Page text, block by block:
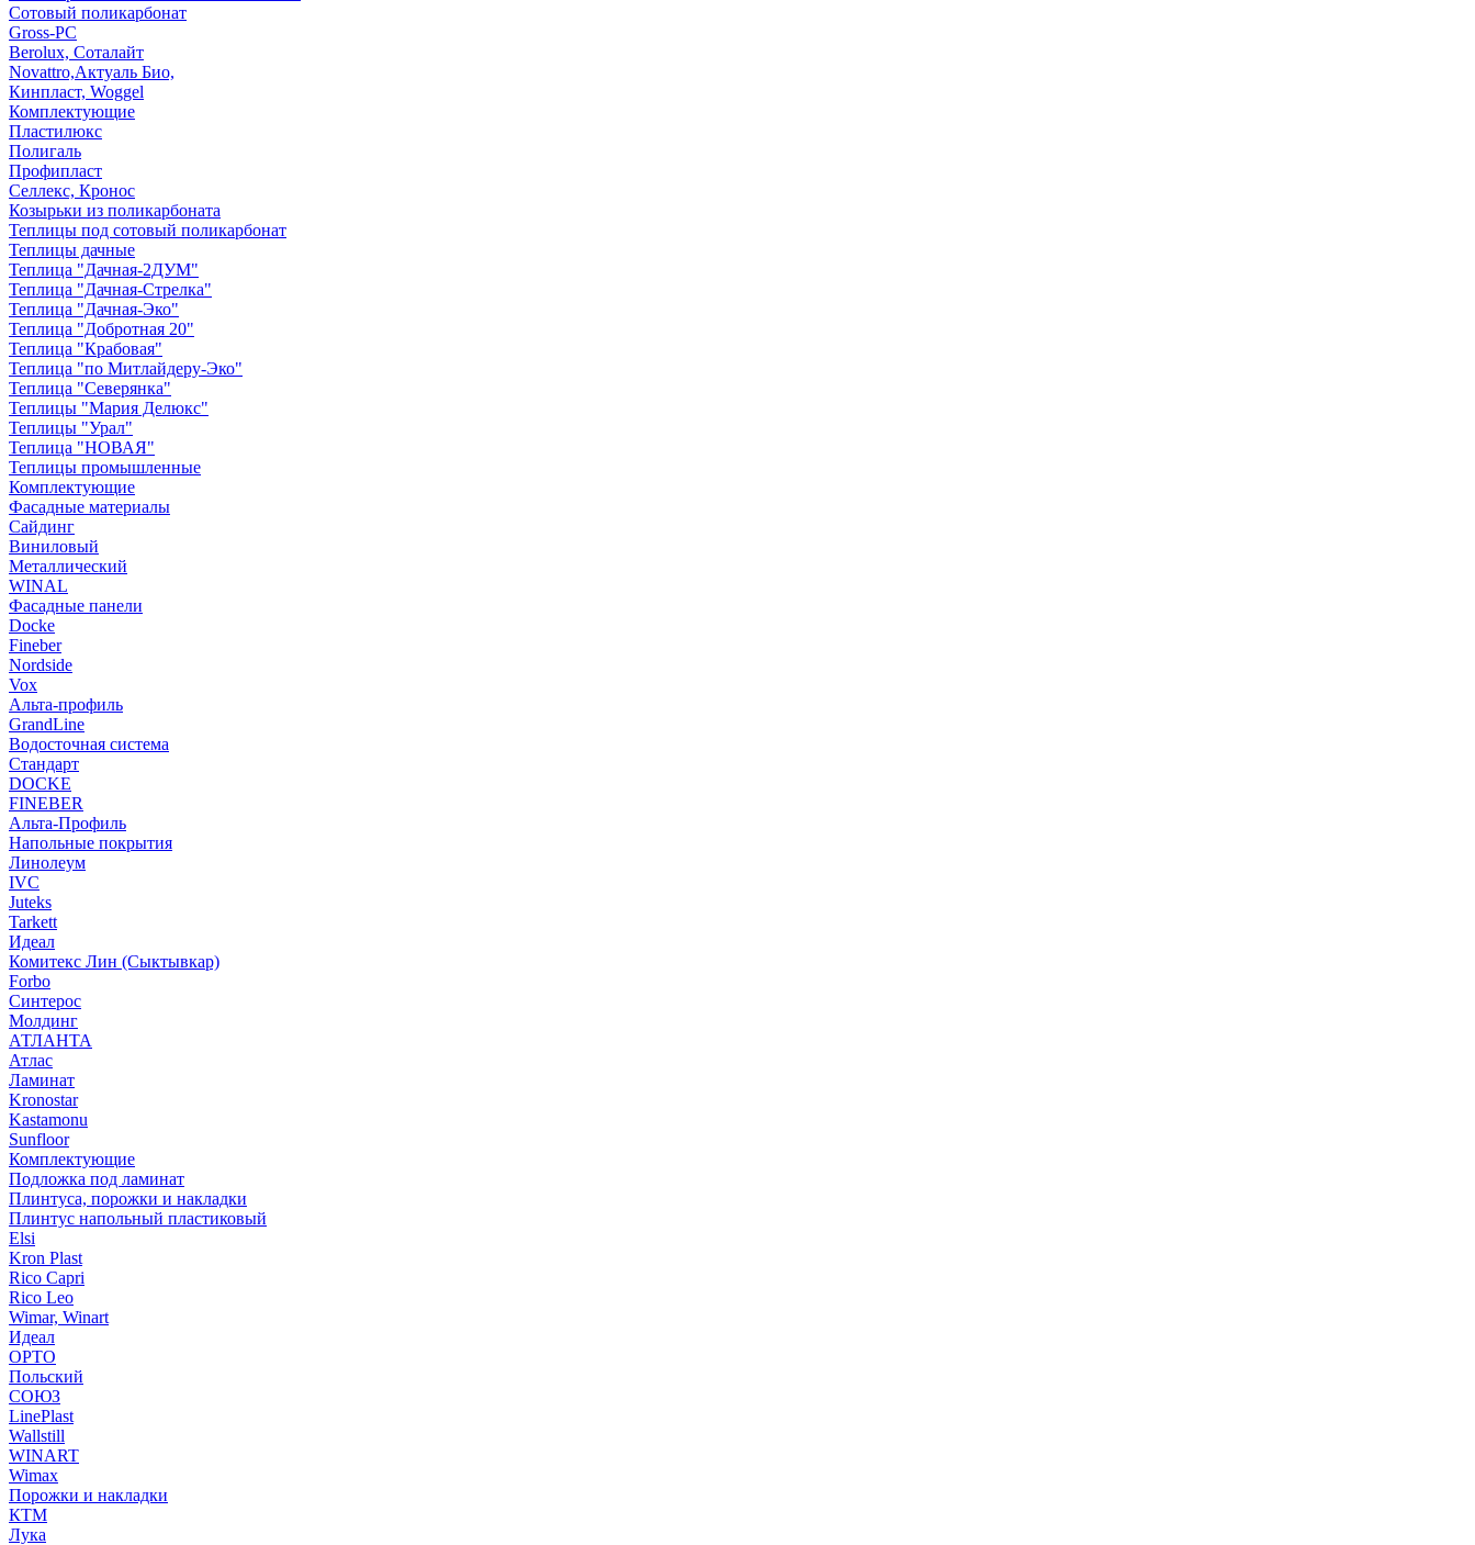
Сотовый поликарбонат
Gross-PC
Berolux, Соталайт
Novattro,Актуаль Био,
Кинпласт, Woggel
Комплектующие
Пластилюкс
Полигаль
Профипласт
Селлекс, Кронос
Козырьки из поликарбоната
Теплицы под сотовый поликарбонат
Теплицы дачные
Теплица "Дачная-2ДУМ"
Теплица "Дачная-Стрелка"
Теплица "Дачная-Эко"
Теплица "Добротная 20"
Теплица "Крабовая"
Теплица "по Митлайдеру-Эко"
Теплица "Северянка"
Теплицы "Мария Делюкс"
Теплицы "Урал"
Теплица "НОВАЯ"
Теплицы промышленные
Комплектующие
Фасадные материалы
Сайдинг
Виниловый
Металлический
WINAL
Фасадные панели
Docke
Fineber
Nordside
Vox
Альта-профиль
GrandLine
Водосточная система
Стандарт
DOCKE
FINEBER
Альта-Профиль
Напольные покрытия
Линолеум
IVC
Juteks
Tarkett
Идеал
Комитекс Лин (Сыктывкар)
Forbo
Синтерос
Молдинг
АТЛАНТА
Атлас
Ламинат
Kronostar
Kastamonu
Sunfloor
Комплектующие
Подложка под ламинат
Плинтуса, порожки и накладки
Плинтус напольный пластиковый
Elsi
Kron Plast
Rico Capri
Rico Leo
Wimar, Winart
Идеал
ОРТО
Польский
СОЮЗ
LinePlast
Wallstill
WINART
Wimax
Порожки и накладки
КТМ
Лука